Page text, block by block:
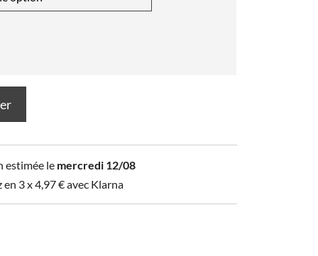
estimée le mercredi 12/08
en 3 x4,97€avec Klarna